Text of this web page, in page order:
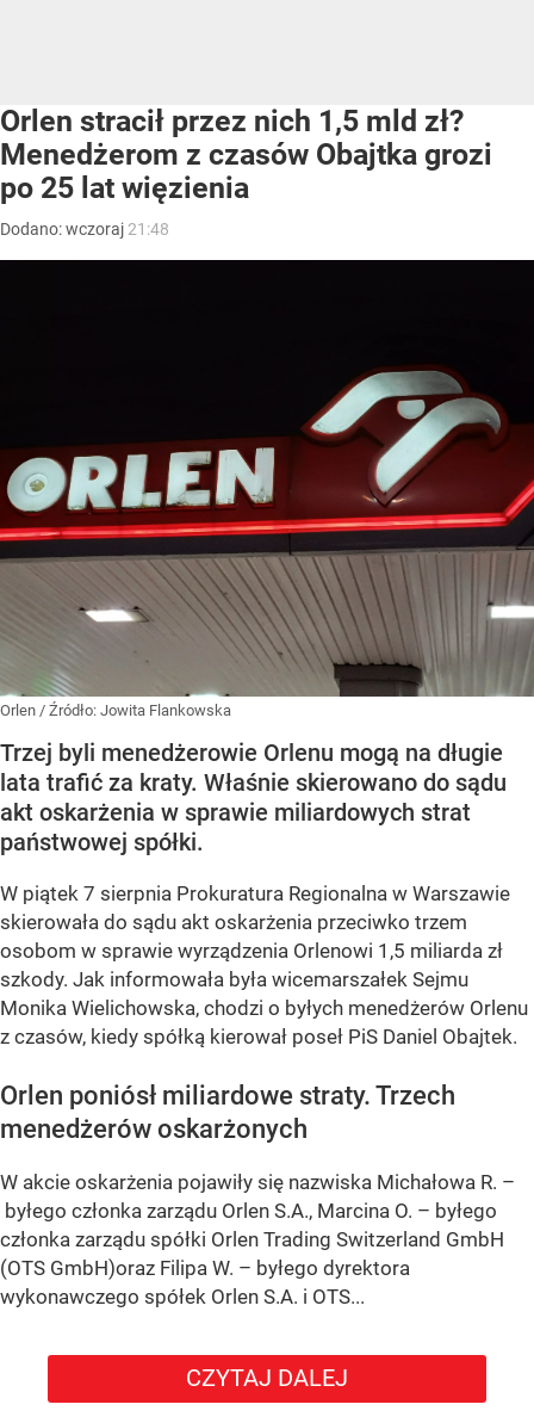
Orlen stracił przez nich 1,5 mld zł?
Menedżerom z czasów Obajtka grozi
po 25 lat więzienia
Dodano:wczoraj 21:48
Orlen / Źródło: Jowita Flankowska
Trzej byli menedżerowie Orlenu mogą na długie
lata trafić za kraty. Właśnie skierowano do sądu
akt oskarżenia w sprawie miliardowych strat
państwowej spółki.
W piątek 7 sierpnia Prokuratura Regionalna w Warszawie
skierowała do sądu akt oskarżenia przeciwko trzem
osobom w sprawie wyrządzenia Orlenowi 1,5 miliarda zł
szkody. Jak informowała była wicemarszałek Sejmu
Monika Wielichowska, chodzi o byłych menedżerów Orlenu
z czasów, kiedy spółką kierował poseł PiS Daniel Obajtek.
Orlen poniósł miliardowe straty. Trzech
menedżerów oskarżonych
W akcie oskarżenia pojawiły się nazwiska Michałowa R. –
byłego członka zarządu Orlen S.A., Marcina O. – byłego
członka zarządu spółki Orlen Trading Switzerland GmbH
(OTS GmbH)oraz Filipa W. – byłego dyrektora
wykonawczego spółek Orlen S.A. i OTS...
CZYTAJ DALEJ